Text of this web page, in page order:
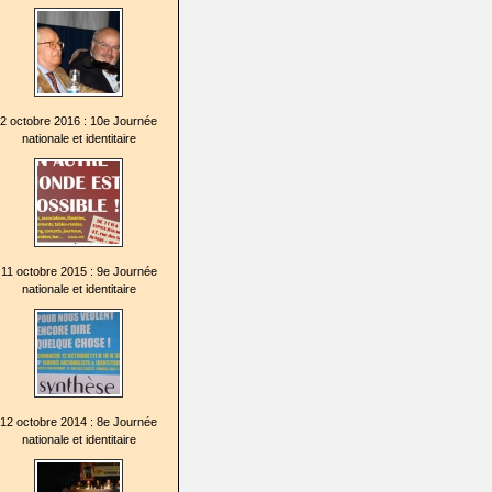
2 octobre 2016 : 10e Journée
nationale et identitaire
11 octobre 2015 : 9e Journée
nationale et identitaire
12 octobre 2014 : 8e Journée
nationale et identitaire